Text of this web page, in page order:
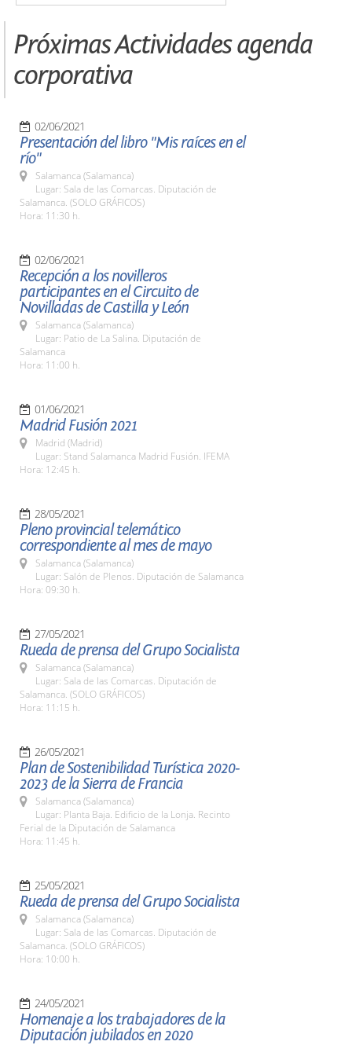
Próximas Actividades agenda
corporativa
02/06/2021
Presentación del libro "Mis raíces en el
río"
Salamanca (Salamanca)
Lugar: Sala de las Comarcas. Diputación de
Salamanca. (SOLO GRÁFICOS)
Hora: 11:30 h.
02/06/2021
Recepción a los novilleros
participantes en el Circuito de
Novilladas de Castilla y León
Salamanca (Salamanca)
Lugar: Patio de La Salina. Diputación de
Salamanca
Hora: 11:00 h.
01/06/2021
Madrid Fusión 2021
Madrid (Madrid)
Lugar: Stand Salamanca Madrid Fusión. IFEMA
Hora: 12:45 h.
28/05/2021
Pleno provincial telemático
correspondiente al mes de mayo
Salamanca (Salamanca)
Lugar: Salón de Plenos. Diputación de Salamanca
Hora: 09:30 h.
27/05/2021
Rueda de prensa del Grupo Socialista
Salamanca (Salamanca)
Lugar: Sala de las Comarcas. Diputación de
Salamanca. (SOLO GRÁFICOS)
Hora: 11:15 h.
26/05/2021
Plan de Sostenibilidad Turística 2020-
2023 de la Sierra de Francia
Salamanca (Salamanca)
Lugar: Planta Baja. Edificio de la Lonja. Recinto
Ferial de la Diputación de Salamanca
Hora: 11:45 h.
25/05/2021
Rueda de prensa del Grupo Socialista
Salamanca (Salamanca)
Lugar: Sala de las Comarcas. Diputación de
Salamanca. (SOLO GRÁFICOS)
Hora: 10:00 h.
24/05/2021
Homenaje a los trabajadores de la
Diputación jubilados en 2020